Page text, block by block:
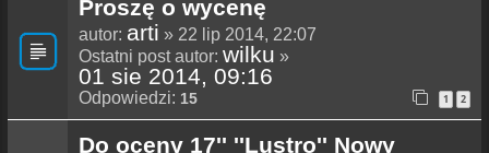
Proszę o wycenę
autor: arti » 22 lip 2014, 22:07
Ostatni post autor: wilku »
01 sie 2014, 09:16
Odpowiedzi: 15 1 2
Do oceny 17'' ''Lustro'' Nowy